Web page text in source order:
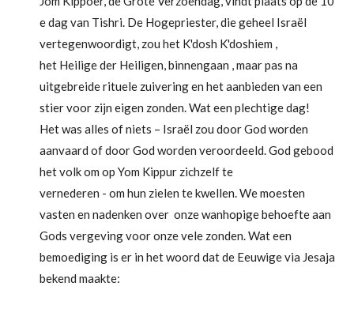
e dag van Tishri. De Hogepriester, die geheel Israël
vertegenwoordigt, zou het K'dosh K'doshiem ,
het Heilige der Heiligen, binnengaan , maar pas na
uitgebreide rituele zuivering en het aanbieden van een
stier voor zijn eigen zonden. Wat een plechtige dag!
Het was alles of niets – Israël zou door God worden
aanvaard of door God worden veroordeeld. God gebood
het volk om op Yom Kippur zichzelf te
vernederen - om hun zielen te kwellen. We moesten
vasten en nadenken over onze wanhopige behoefte aan
Gods vergeving voor onze vele zonden. Wat een
bemoediging is er in het woord dat de Eeuwige via Jesaja
bekend maakte: